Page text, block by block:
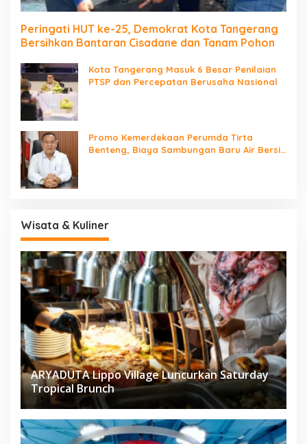
Peringati HUT ke-25, Demokrat Kota Tangerang
Bersihkan Bantaran Cisadane dan Tanam Pohon
Kota Tangerang Masuk 6 Besar Penilaian
PTSP dan Percepatan Berusaha Nasional
Promo Kemerdekaan Perumda Tirta
Benteng, Biaya Sambungan Baru Air Bersih
Wisata & Kuliner
ARYADUTA Lippo Village Luncurkan Saturday
Tropical Brunch